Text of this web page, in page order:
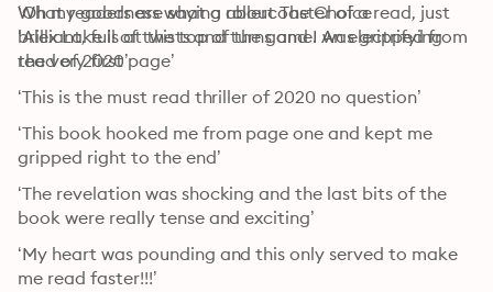
What readers are saying about The Choice
‘Alex Lake is at the top of the game. An electrifying
read of 2020’
‘Oh my goodness what a rollercoaster of a read, just
brilliant, full of twists and turns and I was gripped from
the very first page’
‘This is the must read thriller of 2020 no question’
‘This book hooked me from page one and kept me
gripped right to the end’
‘The revelation was shocking and the last bits of the
book were really tense and exciting’
‘My heart was pounding and this only served to make
me read faster!!!’